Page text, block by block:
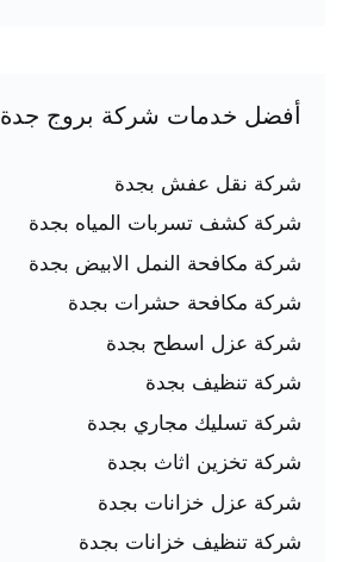
أفضل خدمات شركة بروج جدة
شركة نقل عفش بجدة
شركة كشف تسربات المياه بجدة
شركة مكافحة النمل الابيض بجدة
شركة مكافحة حشرات بجدة
شركة عزل اسطح بجدة
شركة تنظيف بجدة
شركة تسليك مجاري بجدة
شركة تخزين اثاث بجدة
شركة عزل خزانات بجدة
شركة تنظيف خزانات بجدة